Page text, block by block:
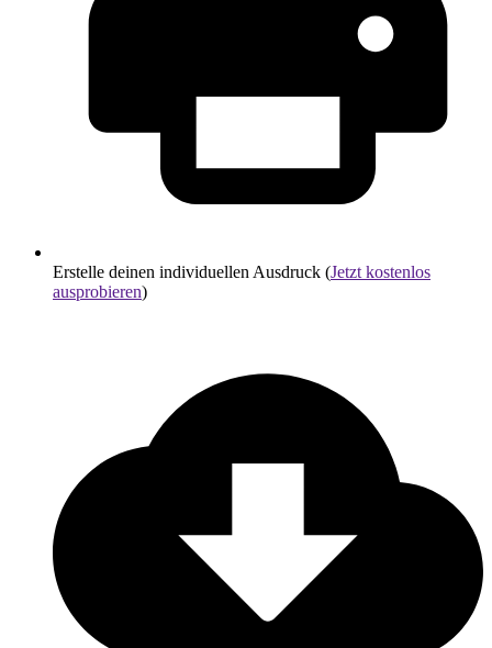
Erstelle deinen individuellen Ausdruck (Jetzt kostenlos
ausprobieren)